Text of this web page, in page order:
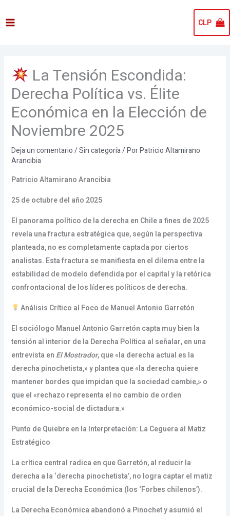
CLP
La Tensión Escondida:
Derecha Política vs. Élite
Económica en la Elección de
Noviembre 2025
Deja un comentario/Sin categoría/ PorPatricio Altamirano
Arancibia
Patricio Altamirano Arancibia
25 de octubre del año 2025
El panorama político de la derecha en Chile a fines de 2025
revela una fractura estratégica que, según la perspectiva
planteada, no es completamente captada por ciertos
analistas. Esta fractura se manifiesta en el dilema entre la
estabilidad de modelo defendida por el capital y la retórica
confrontacional de los líderes políticos de derecha.
Análisis Crítico al Foco de Manuel Antonio Garretón
El sociólogo Manuel Antonio Garretón capta muy bien la
tensión al interior de la Derecha Política al señalar, en una
entrevista en El Mostrador, que «la derecha actual es la
derecha pinochetista,» y plantea que «la derecha quiere
mantener bordes que impidan que la sociedad cambie,» o
que el «rechazo representa el no cambio de orden
económico-social de dictadura.»
Punto de Quiebre en la Interpretación: La Ceguera al Matiz
Estratégico
La crítica central radica en que Garretón, al reducir la
derecha a la ‘derecha pinochetista’, no logra captar el matiz
crucial de la Derecha Económica (los ‘Forbes chilenos’).
La Derecha Económica abandonó a Pinochet y asumió el